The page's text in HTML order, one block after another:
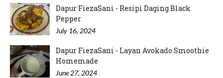
Dapur FiezaSani - Resipi Daging Black
Pepper
July 16, 2024
Dapur FiezaSani - Layan Avokado Smoothie
Homemade
June 27, 2024